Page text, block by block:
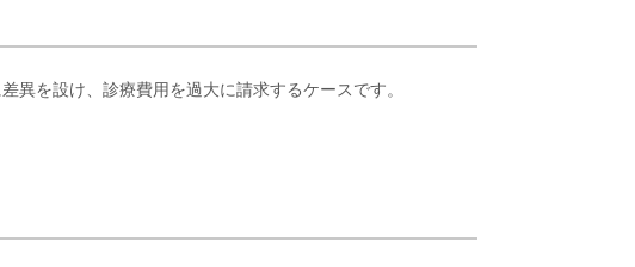
異を設け、診療費用を過大に請求するケースです。